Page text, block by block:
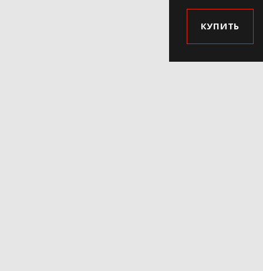
КУПИТЬ